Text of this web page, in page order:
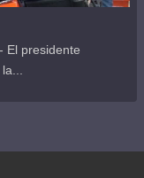
El presidente